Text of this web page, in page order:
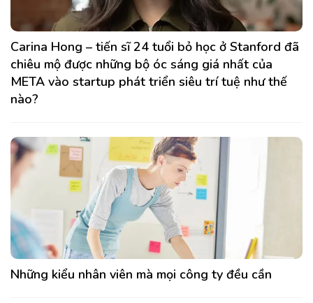
Carina Hong – tiến sĩ 24 tuổi bỏ học ở Stanford đã
chiêu mộ được những bộ óc sáng giá nhất của
META vào startup phát triển siêu trí tuệ như thế
nào?
Những kiểu nhân viên mà mọi công ty đều cần